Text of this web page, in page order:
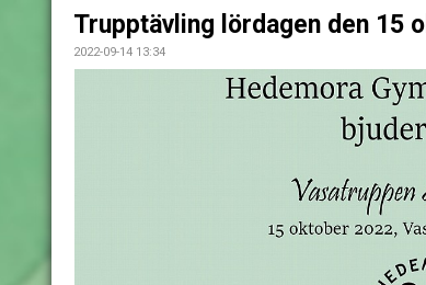
Trupptävling lördagen den 15
2022-09-14 13:34